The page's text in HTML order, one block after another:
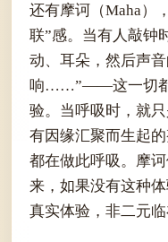
还有摩诃（Maha）
联”感。当有人敲钟
动、耳朵，然后声
响……”——这一切都
验。当呼吸时，就
有因缘汇聚而生起
都在做此呼吸。摩
来，如果没有这种
真实体验，非二元临